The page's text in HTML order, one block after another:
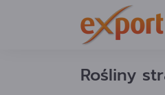
Rośliny